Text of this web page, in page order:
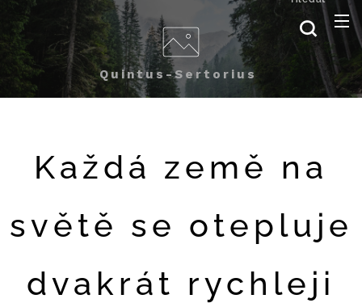
Quintus-Sertorius
Každá země na
světě se otepluje
dvakrát rychleji